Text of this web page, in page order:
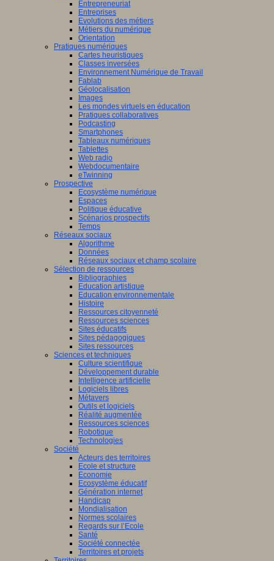
Entrepreneuriat
Entreprises
Evolutions des métiers
Métiers du numérique
Orientation
Pratiques numériques
Cartes heuristiques
Classes inversées
Environnement Numérique de Travail
Fablab
Géolocalisation
Images
Les mondes virtuels en éducation
Pratiques collaboratives
Podcasting
Smartphones
Tableaux numériques
Tablettes
Web radio
Webdocumentaire
eTwinning
Prospective
Ecosystème numérique
Espaces
Politique éducative
Scénarios prospectifs
Temps
Réseaux sociaux
Algorithme
Données
Réseaux sociaux et champ scolaire
Sélection de ressources
Bibliographies
Education artistique
Education environnementale
Histoire
Ressources citoyenneté
Ressources sciences
Sites éducatifs
Sites pédagogiques
Sites ressources
Sciences et techniques
Culture scientifique
Développement durable
Intelligence artificielle
Logiciels libres
Métavers
Outils et logiciels
Réalité augmentée
Ressources sciences
Robotique
Technologies
Société
Acteurs des territoires
Ecole et structure
Economie
Ecosystème éducatif
Génération internet
Handicap
Mondialisation
Normes scolaires
Regards sur l’Ecole
Santé
Société connectée
Territoires et projets